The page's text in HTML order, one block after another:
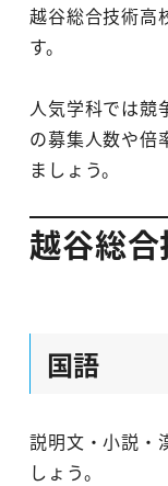
越谷総合技術高
す。
人気学科では競
の募集人数や倍
ましょう。
越谷総
国語
説明文・小説・
しょう。